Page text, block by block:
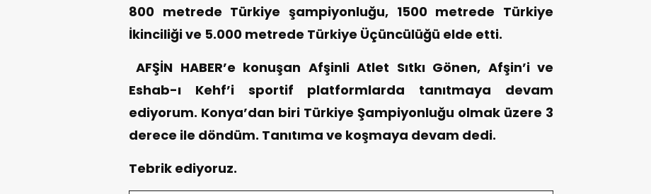
800 metrede Türkiye şampiyonluğu, 1500 metrede Türkiye
İkinciliği ve 5.000 metrede Türkiye Üçüncülüğü elde etti.
AFŞİN HABER’e konuşan Afşinli Atlet Sıtkı Gönen, Afşin’i ve
Eshab-ı Kehf’i sportif platformlarda tanıtmaya devam
ediyorum. Konya’dan biri Türkiye Şampiyonluğu olmak üzere 3
derece ile döndüm. Tanıtıma ve koşmaya devam dedi.
Tebrik ediyoruz.